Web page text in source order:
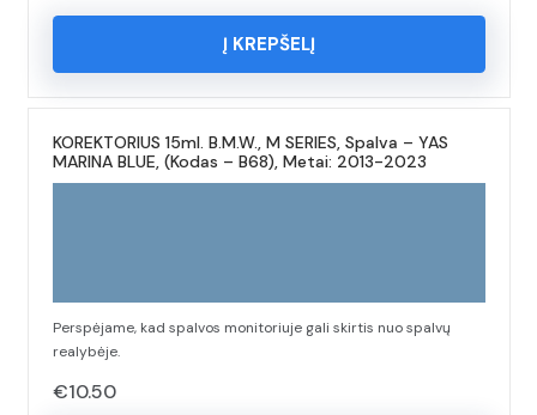
Į KREPŠELĮ
KOREKTORIUS 15ml. B.M.W., M SERIES, Spalva – YAS
MARINA BLUE, (Kodas – B68), Metai: 2013-2023
Perspėjame, kad spalvos monitoriuje gali skirtis nuo spalvų
realybėje.
€10.50